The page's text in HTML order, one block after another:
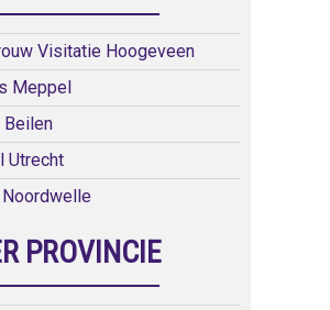
Visitatie Hoogeveen
Meppel
Beilen
Utrecht
PROVINCIE